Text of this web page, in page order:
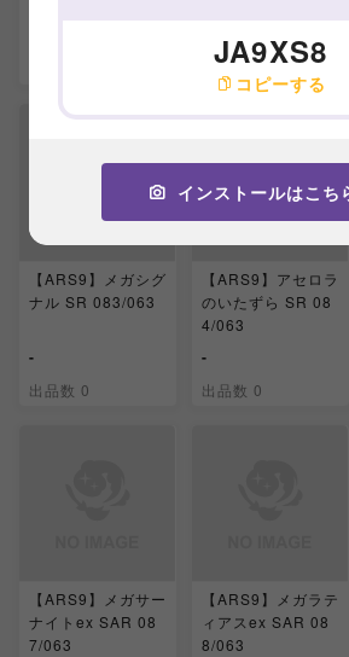
出品数 0
【ARS9】メガシグ
ナル SR 083/063
-
出品数 0
【ARS9】アセロラ
のいたずら SR 08
4/063
-
出品数 0
【ARS9】メガサー
ナイトex SAR 08
7/063
【ARS9】メガラテ
ィアスex SAR 08
8/063
JA9XS8
コピーする
インストールはこち